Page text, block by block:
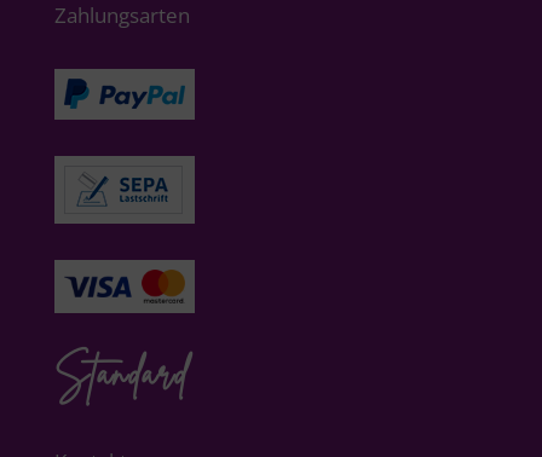
Zahlungsarten
Standard